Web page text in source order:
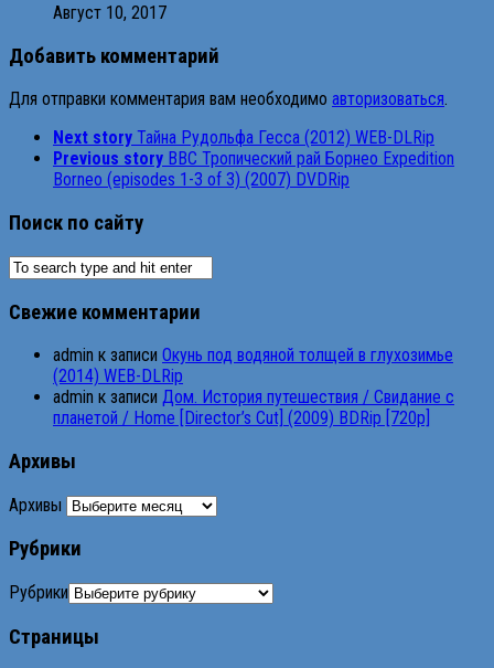
Август 10, 2017
Добавить комментарий
Для отправки комментария вам необходимо авторизоваться.
Next story Тайна Рудольфа Гесса (2012) WEB-DLRip
Previous story BBC Тропический рай Борнео Expedition
Borneo (episodes 1-3 of 3) (2007) DVDRip
Поиск по сайту
Свежие комментарии
admin к записи Окунь под водяной толщей в глухозимье
(2014) WEB-DLRip
admin к записи Дом. История путешествия / Свидание с
планетой / Home [Director’s Cut] (2009) BDRip [720p]
Архивы
Архивы
Рубрики
Рубрики
Страницы